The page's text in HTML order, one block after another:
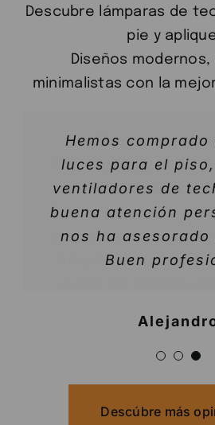
Descubre lámparas de
pie y
Diseños
minimalistas con la
Excelente
iluminación, aquí
una simple
lampara más
mercado y si no
Alberto te la
cuando me hace
artículo de
Alberto siempre
Grandes
atendieron y
bien una lampara
el
Javier
Hemos
luces para el
ventiladores de
buena atención
nos ha asesorado
Buen